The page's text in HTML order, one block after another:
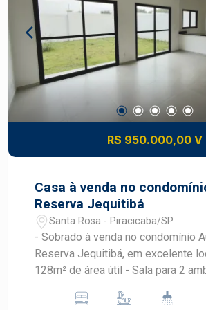
garantem ventilação e luz natural.
privilegiada, próximo a comércios,
áreas de lazer. Fácil acesso às
cidade, facilitando o deslocamento.
com segurança e áreas comuns
Entre em contato para agendar
conferir de perto tudo o que este
oferecer. Estuda Financiamento e
R$ 950.000,00 V
Casa à venda no
Reserva Jequitibá
Santa Rosa - Piracicaba/SP
- Sobrado à venda no condomínio
Reserva Jequitibá, em excelente
128m² de área útil - Sala para 2 ambientes -
Lavanderia coberta - Área de secagem - 3